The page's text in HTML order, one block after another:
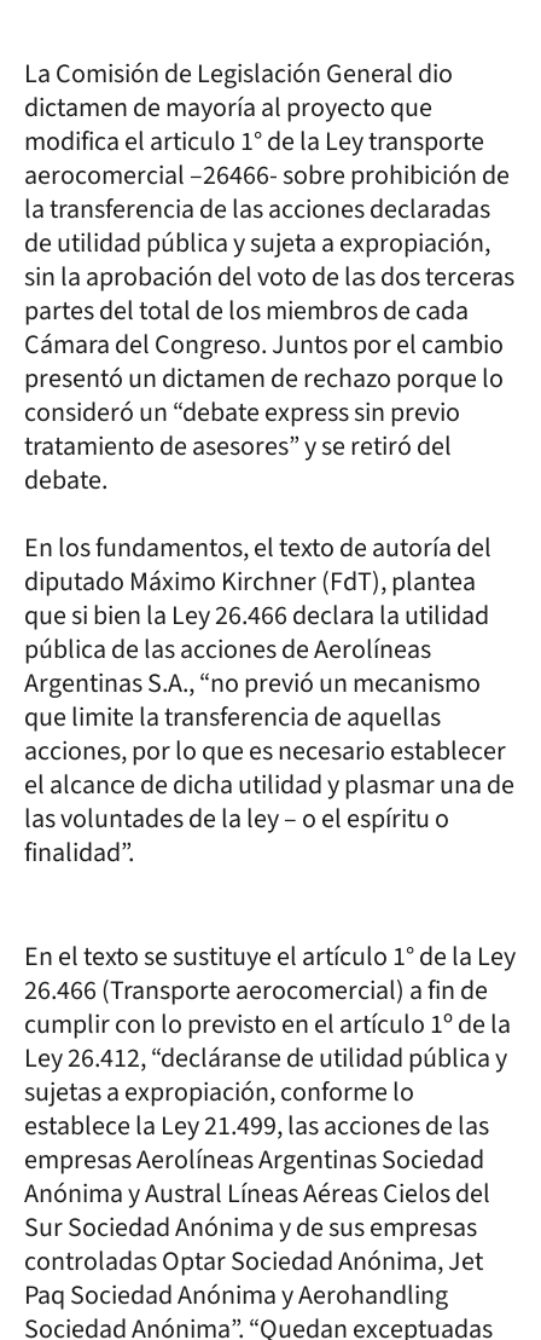
La Comisión de Legislación General dio
dictamen de mayoría al proyecto que
modifica el articulo 1° de la Ley transporte
aerocomercial –26466- sobre prohibición de
la transferencia de las acciones declaradas
de utilidad pública y sujeta a expropiación,
sin la aprobación del voto de las dos terceras
partes del total de los miembros de cada
Cámara del Congreso. Juntos por el cambio
presentó un dictamen de rechazo porque lo
consideró un “debate express sin previo
tratamiento de asesores” y se retiró del
debate.
En los fundamentos, el texto de autoría del
diputado Máximo Kirchner (FdT), plantea
que si bien la Ley 26.466 declara la utilidad
pública de las acciones de Aerolíneas
Argentinas S.A., “no previó un mecanismo
que limite la transferencia de aquellas
acciones, por lo que es necesario establecer
el alcance de dicha utilidad y plasmar una de
las voluntades de la ley – o el espíritu o
finalidad”.
En el texto se sustituye el artículo 1° de la Ley
26.466 (Transporte aerocomercial) a fin de
cumplir con lo previsto en el artículo 1º de la
Ley 26.412, “decláranse de utilidad pública y
sujetas a expropiación, conforme lo
establece la Ley 21.499, las acciones de las
empresas Aerolíneas Argentinas Sociedad
Anónima y Austral Líneas Aéreas Cielos del
Sur Sociedad Anónima y de sus empresas
controladas Optar Sociedad Anónima, Jet
Paq Sociedad Anónima y Aerohandling
Sociedad Anónima”. “Quedan exceptuadas